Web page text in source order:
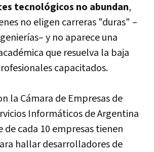
tecnológicos no abundan,
no eligen carreras "duras" –
y no aparece una
que resuelva la baja
capacitados.
la Cámara de Empresas de
Informáticos de Argentina
de cada 10 empresas tienen
hallar desarrolladores de